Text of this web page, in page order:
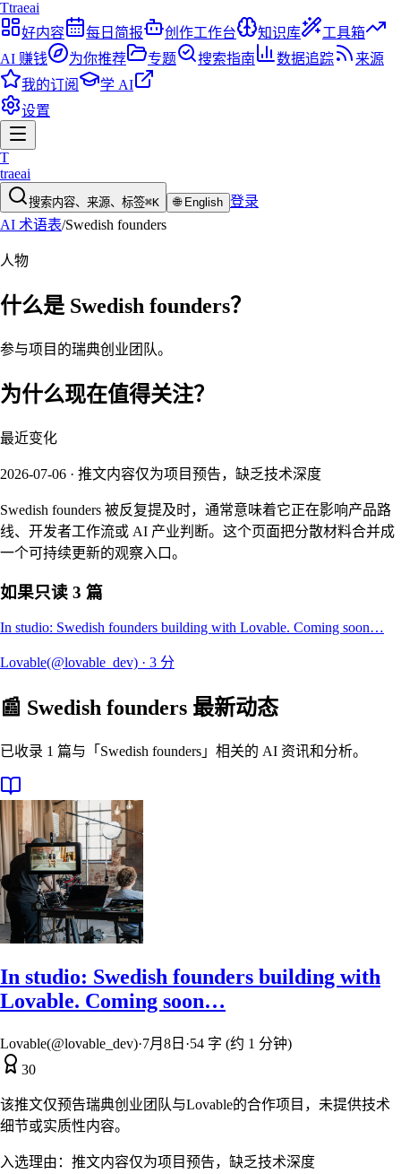
Ttraeai
好内容
每日简报 创作工作台 知识库
工具箱
AI 赚钱
为你推荐 专题 搜索指南 数据追踪
来源
我的订阅
学 AI
设置
T
traeai
搜索内容、来源、标签⌘K 🌐 English 登录
AI 术语表/Swedish founders
人物
什么是 Swedish founders？
参与项目的瑞典创业团队。
为什么现在值得关注？
最近变化
2026-07-06 · 推文内容仅为项目预告，缺乏技术深度
Swedish founders 被反复提及时，通常意味着它正在影响产品路
线、开发者工作流或 AI 产业判断。这个页面把分散材料合并成
一个可持续更新的观察入口。
如果只读 3 篇
In studio: Swedish founders building with Lovable. Coming soon…
Lovable(@lovable_dev) · 3 分
📰 Swedish founders 最新动态
已收录 1 篇与「Swedish founders」相关的 AI 资讯和分析。
In studio: Swedish founders building with
Lovable. Coming soon…
Lovable(@lovable_dev)·7月8日 ·54 字 (约 1 分钟)
30
该推文仅预告瑞典创业团队与Lovable的合作项目，未提供技术
细节或实质性内容。
入选理由： 推文内容仅为项目预告，缺乏技术深度